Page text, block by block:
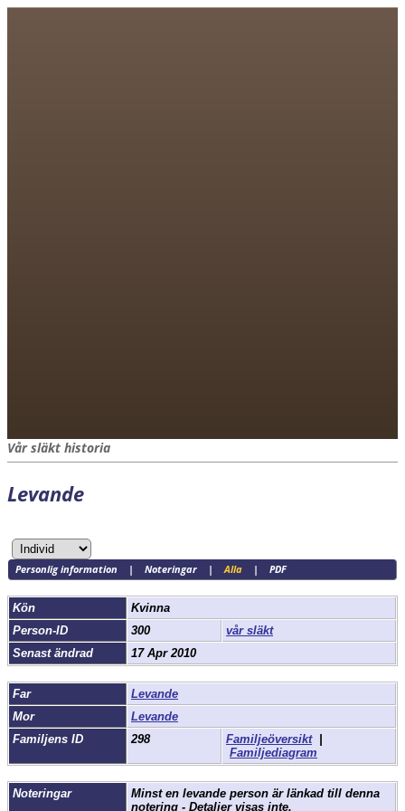
Vår släkt historia
Levande
Personlig information | Noteringar|Alla| PDF
Kön
Kvinna
Person-ID
300
vår släkt
Senast ändrad
17 Apr 2010
Far
Levande
Mor
Levande
Familjens ID
298 Familjeöversikt|
Familjediagram
Noteringar
Minst en levande person är länkad till denna
notering - Detaljer visas inte.